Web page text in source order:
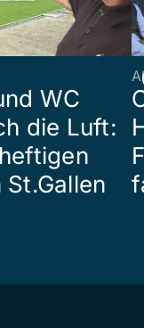
WC
die Luft: